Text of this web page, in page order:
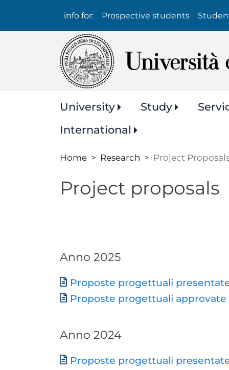
Info
per:
info for: Prospective students
Navigazione
principale
University Study
International
Home Research Project
Project proposals
Anno 2025
Document
Proposte progettuali
Proposte progettuali approvate
Anno 2024
Document
Proposte progettuali